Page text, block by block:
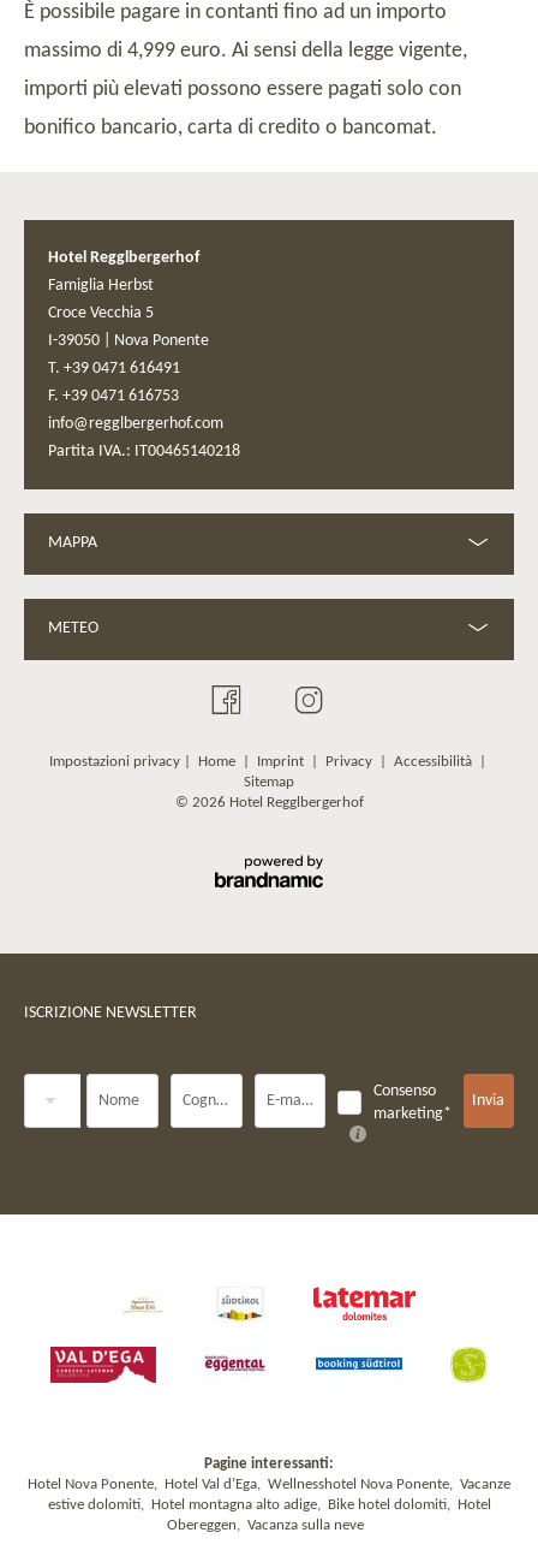
È possibile pagare in contanti fino ad un importo
massimo di 4,999 euro. Ai sensi della legge vigente,
importi più elevati possono essere pagati solo con
bonifico bancario, carta di credito o bancomat.
Hotel Regglbergerhof
Famiglia Herbst
Croce Vecchia 5
I-39050
Nova Ponente
T. +39 0471 616491
F. +39 0471 616753
info@regglbergerhof.com
Partita IVA.: IT00465140218
MAPPA
METEO
Impostazioni privacy| Home| Imprint| Privacy| Accessibilità|
Sitemap
© 2026 Hotel Regglbergerhof
ISCRIZIONE NEWSLETTER
Nome Cognome* E-mail*
Consenso
marketing*
Invia
Pagine interessanti:
Hotel Nova Ponente, Hotel Val d’Ega, Wellnesshotel Nova Ponente, Vacanze
estive dolomiti, Hotel montagna alto adige, Bike hotel dolomiti,
Hotel
Obereggen, Vacanza sulla neve